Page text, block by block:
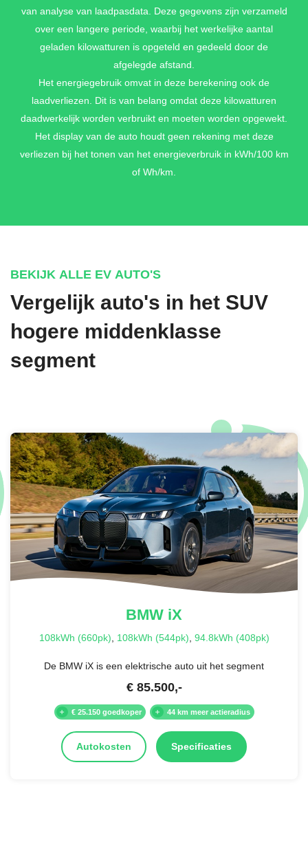
van analyse van laadpasdata. Deze gegevens zijn verzameld
over een langere periode, waarbij het werkelijke aantal
geladen kilowatturen is opgeteld en gedeeld door de
afgelegde afstand.
Het energiegebruik omvat in deze berekening ook de
laadverliezen. Dit is van belang omdat deze kilowatturen
daadwerkelijk worden verbruikt en moeten worden opgewekt.
Het display van de auto houdt geen rekening met deze
verliezen bij het tonen van het energieverbruik in kWh/100 km
of Wh/km.
BEKIJK ALLE EV AUTO'S
Vergelijk auto's in het SUV
hogere middenklasse
segment
BMW iX
108kWh (660pk), 108kWh (544pk), 94.8kWh (408pk)
De BMW iX is een elektrische auto uit het segment
€ 85.500,-
€ 25.150 goedkoper 44 km meer actieradius
Autokosten Specificaties